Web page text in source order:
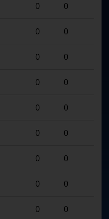
0 0
0 0
0 0
0 0
0 0
0 0
0 0
0 0
0 0